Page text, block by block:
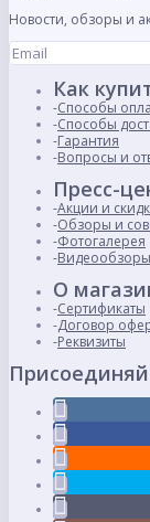
Новости, обзоры и
Как
Способы
Способы
Гарантия
Вопросы и
Пресс-
Акции и
Обзоры и
Фотогалерея
О
Сертификаты
Договор
Реквизиты